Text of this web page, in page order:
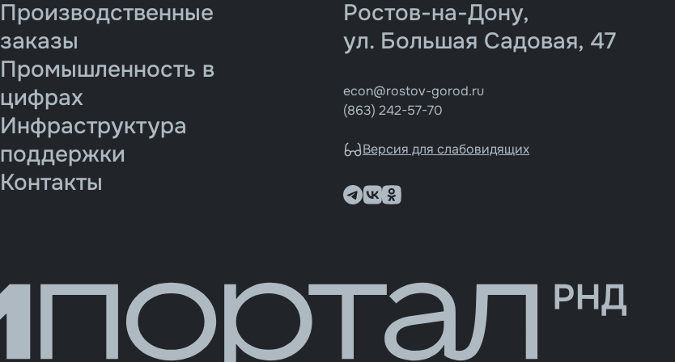
Производственные
заказы
Промышленность в
цифрах
Инфраструктура
поддержки
Контакты
Ростов-на-Дону,
ул. Большая Садовая, 47
econ@rostov-gorod.ru
(863) 242-57-70
Версия для слабовидящих